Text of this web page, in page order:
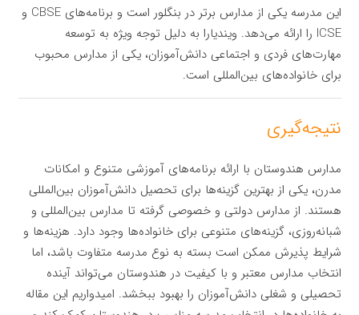
این مدرسه یکی از مدارس برتر در بنگلور است و برنامه‌های CBSE و
ICSE را ارائه می‌دهد. ویندیارا به دلیل توجه ویژه به توسعه
مهارت‌های فردی و اجتماعی دانش‌آموزان، یکی از مدارس محبوب
برای خانواده‌های بین‌المللی است.
نتیجه‌گیری
مدارس هندوستان با ارائه برنامه‌های آموزشی متنوع و امکانات
مدرن، یکی از بهترین گزینه‌ها برای تحصیل دانش‌آموزان بین‌المللی
هستند. از مدارس دولتی و خصوصی گرفته تا مدارس بین‌المللی و
شبانه‌روزی، گزینه‌های متنوعی برای خانواده‌ها وجود دارد. هزینه‌ها و
شرایط پذیرش ممکن است بسته به نوع مدرسه متفاوت باشد، اما
انتخاب مدارس معتبر و با کیفیت در هندوستان می‌تواند آینده
تحصیلی و شغلی دانش‌آموزان را بهبود ببخشد. امیدواریم این مقاله